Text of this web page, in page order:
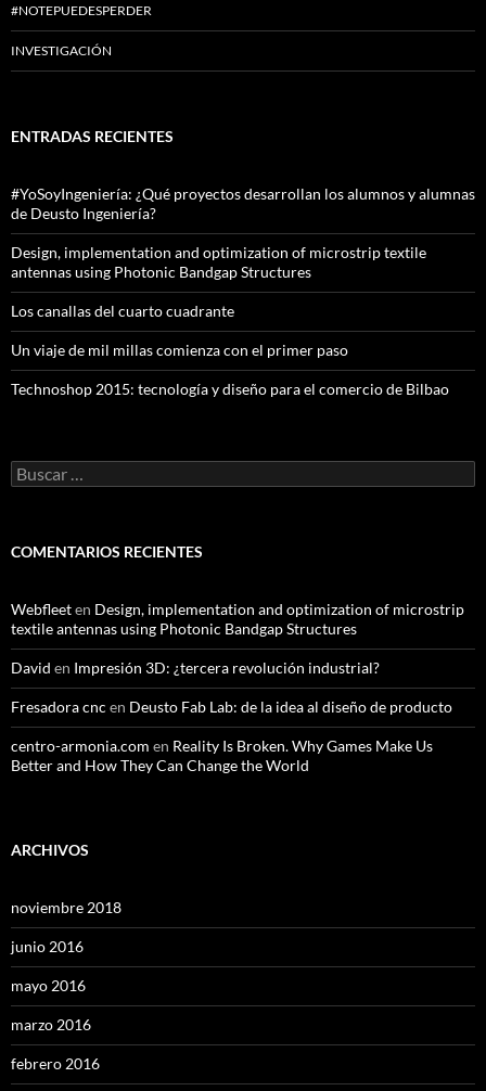
#NOTEPUEDESPERDER
INVESTIGACIÓN
ENTRADAS RECIENTES
#YoSoyIngeniería: ¿Qué proyectos desarrollan los alumnos y alumnas
de Deusto Ingeniería?
Design, implementation and optimization of microstrip textile
antennas using Photonic Bandgap Structures
Los canallas del cuarto cuadrante
Un viaje de mil millas comienza con el primer paso
Technoshop 2015: tecnología y diseño para el comercio de Bilbao
Buscar:
COMENTARIOS RECIENTES
Webfleeten Design, implementation and optimization of microstrip
textile antennas using Photonic Bandgap Structures
David en Impresión 3D: ¿tercera revolución industrial?
Fresadora cnc en Deusto Fab Lab: de la idea al diseño de producto
centro-armonia.com en Reality Is Broken. Why Games Make Us
Better and How They Can Change the World
ARCHIVOS
noviembre 2018
junio 2016
mayo 2016
marzo 2016
febrero 2016